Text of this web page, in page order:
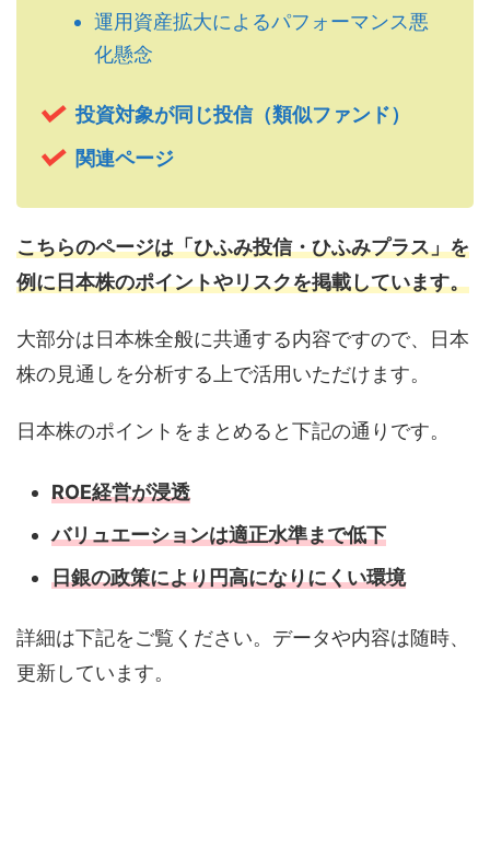
運用資産拡大によるパフォーマンス悪
化懸念
投資対象が同じ投信（類似ファンド）
関連ページ
こちらのページは「ひふみ投信・ひふみプラス」を
例に日本株のポイントやリスクを掲載しています。
大部分は日本株全般に共通する内容ですので、日本
株の見通しを分析する上で活用いただけます。
日本株のポイントをまとめると下記の通りです。
ROE経営が浸透
バリュエーションは適正水準まで低下
日銀の政策により円高になりにくい環境
詳細は下記をご覧ください。データや内容は随時、
更新しています。